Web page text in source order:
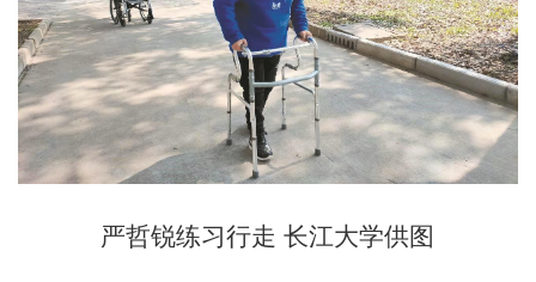
严哲锐练习行走 长江大学供图